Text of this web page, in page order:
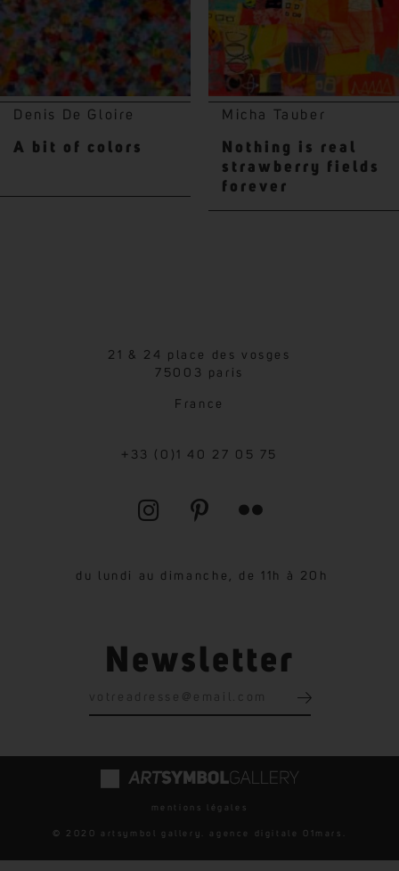
Denis De Gloire
A bit of colors
Micha Tauber
Nothing is real
strawberry fields
forever
21 & 24 place des vosges
75003 paris
France
+33 (0)1 40 27 05 75
du lundi au dimanche, de 11h à 20h
Newsletter
mentions légales
© 2020 artsymbol gallery. agence digitale 01mars